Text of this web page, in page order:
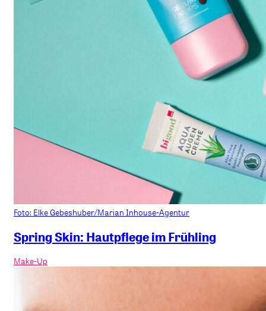
Foto: Elke Gebeshuber/Marian Inhouse-Agentur
Spring Skin: Hautpflege im Frühling
Make-Up